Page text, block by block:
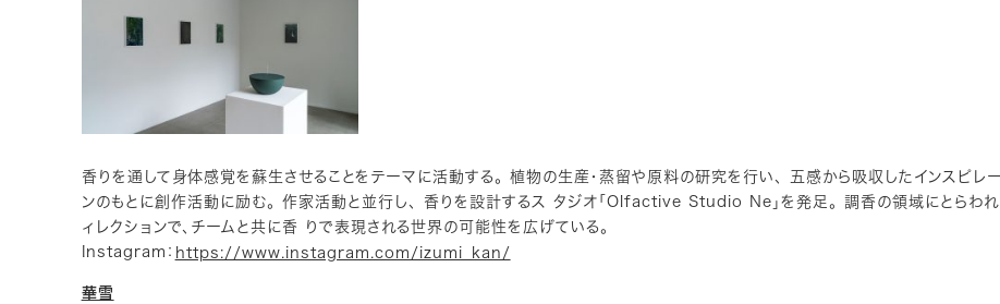
香りを通して身体感覚を蘇生させることをテーマに活動する。 植物の生産・蒸留や原料の研究を行い、 五感から吸収したインスピレ
ンのもとに創作活動に励む。 作家活動と並行し、 香りを設計するス タジオ「Olfactive Studio Ne」を発足。 調香の領域にとらわ
ィレクションで、チームと共に香 りで表現される世界の可能性を広げている。
Instagram： https://www.instagram.com/izumi_kan/
華雪